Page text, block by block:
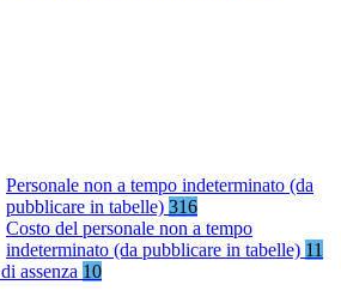
Personale non a tempo indeterminato (da
pubblicare in tabelle) 316
Costo del personale non a tempo
indeterminato (da pubblicare in tabelle) 11
assenza 10